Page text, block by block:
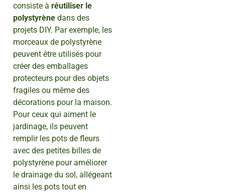
consiste à réutiliser le
polystyrène dans des
projets DIY. Par exemple, les
morceaux de polystyrène
peuvent être utilisés pour
créer des emballages
protecteurs pour des objets
fragiles ou même des
décorations pour la maison.
Pour ceux qui aiment le
jardinage, ils peuvent
remplir les pots de fleurs
avec des petites billes de
polystyrène pour améliorer
le drainage du sol, allégeant
ainsi les pots tout en